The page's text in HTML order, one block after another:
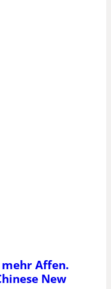
Affen.
New